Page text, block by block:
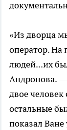
«Из дворца
оператор. На
людей...их
Андронова. —
двое
остальные
показал Ване